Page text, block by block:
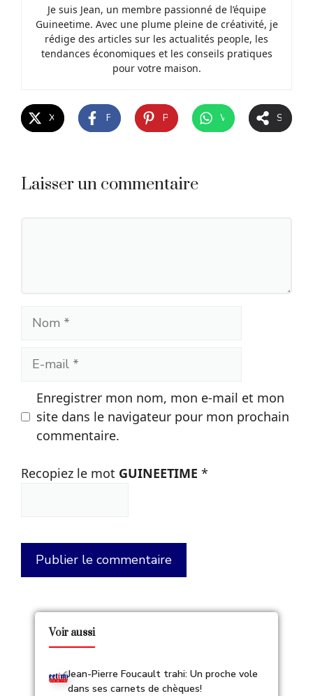
Je suis Jean, un membre passionné de l’équipe
Guineetime. Avec une plume pleine de créativité, je
rédige des articles sur les actualités people, les
tendances économiques et les conseils pratiques
pour votre maison.
WhatsApp
Laisser un commentaire
Nom
Enregistrer mon nom, mon e-mail et mon
site dans le navigateur pour mon prochain
commentaire.
Recopiez le mot GUINEETIME *
Voir aussi
Jean-Pierre Foucault trahi: Un proche vole
dans ses carnets de chèques!